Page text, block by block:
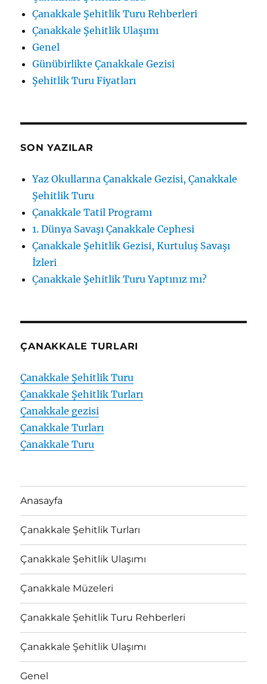
Çanakkale Şehitlik Turu Rehberleri
Çanakkale Şehitlik Ulaşımı
Genel
Günübirlikte Çanakkale Gezisi
Şehitlik Turu Fiyatları
SON YAZILAR
Yaz Okullarına Çanakkale Gezisi, Çanakkale
Şehitlik Turu
Çanakkale Tatil Programı
1. Dünya Savaşı Çanakkale Cephesi
Çanakkale Şehitlik Gezisi, Kurtuluş Savaşı
İzleri
Çanakkale Şehitlik Turu Yaptınız mı?
ÇANAKKALE TURLARI
Çanakkale Şehitlik Turu
Çanakkale Şehitlik Turları
Çanakkale gezisi
Çanakkale Turları
Çanakkale Turu
Anasayfa
Çanakkale Şehitlik Turları
Çanakkale Şehitlik Ulaşımı
Çanakkale Müzeleri
Çanakkale Şehitlik Turu Rehberleri
Çanakkale Şehitlik Ulaşımı
Genel